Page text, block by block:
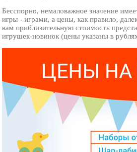
Бесспорно, немаловажное значение
игры - играми, а цены, как правило,
вам приблизительную стоимость
игрушек-новинок (цены указаны в